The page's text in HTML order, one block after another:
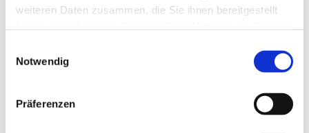
weiteren Daten zusammen, die Sie ihnen bereitgestellt
Notwendig
Präferenzen